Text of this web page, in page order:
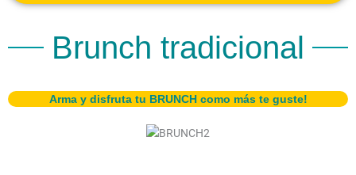
Brunch tradicional
Arma y disfruta tu BRUNCH como más te guste!